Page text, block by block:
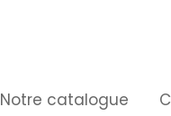
Notre catalogue